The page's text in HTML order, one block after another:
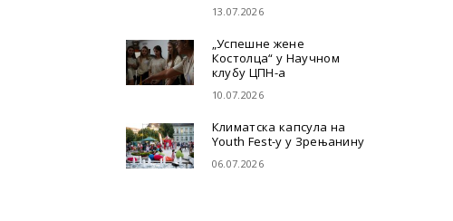
13.07.2026
„Успешне жене
Костолца“ у Научном
клубу ЦПН-а
10.07.2026
Климатска капсула на
Youth Fest-у у Зрењанину
06.07.2026